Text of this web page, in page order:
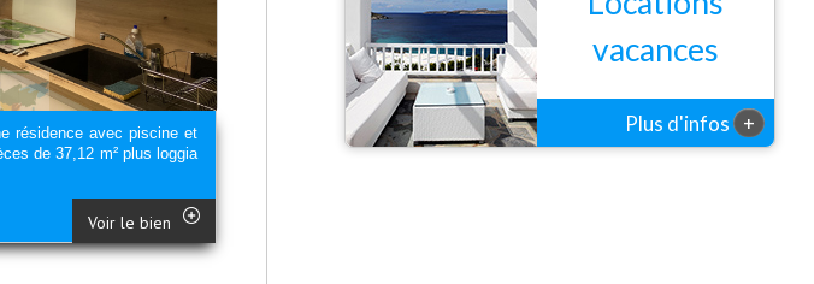
résidence avec piscine et
de 37,12 m² plus loggia
Voir le bien
vacances
Plus d'infos +